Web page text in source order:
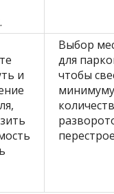
и
Выбор
для
чтобы